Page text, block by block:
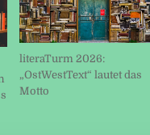
literaTurm 2026:
„OstWestText“ lautet das
Motto